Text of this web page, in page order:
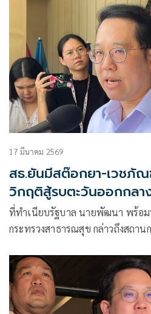
17 มีนาคม 2569
สธ.ยันมีสต๊อกยา-เวชภั
วิกฤติสู้รบตะวันออกกลา
ที่ทำเนียบรัฐบาล นายพัฒนา พร้อ
กระทรวงสาธารณสุข กล่าวถึงสถาน